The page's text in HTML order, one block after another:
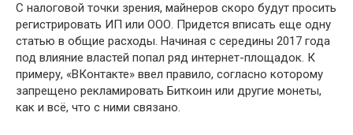
С налоговой точки зрения, майнеров скоро будут просить
регистрировать ИП или ООО. Придется вписать еще одну
статью в общие расходы. Начиная с середины 2017 года
под влияние властей попал ряд интернет-площадок. К
примеру, «ВКонтакте» ввел правило, согласно которому
запрещено рекламировать Биткоин или другие монеты,
как и всё, что с ними связано.